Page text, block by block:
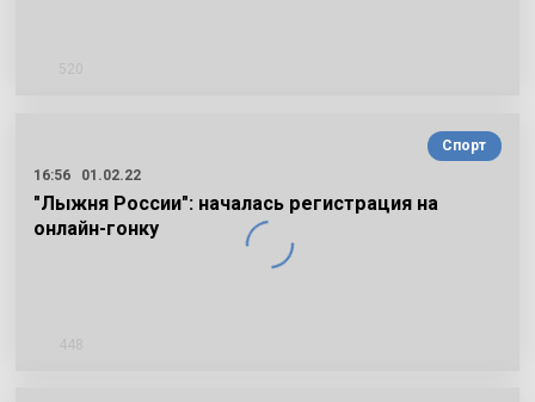
Спорт
16:56
01.02.22
"Лыжня России": началась регистрация на
онлайн-гонку